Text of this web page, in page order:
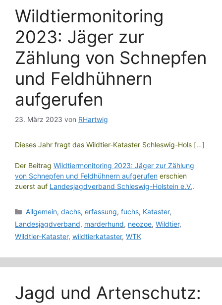
Wildtiermonitoring
2023: Jäger zur
Zählung von Schnepfen
und Feldhühnern
aufgerufen
23. März 2023 von RHartwig
Dieses Jahr fragt das Wildtier-Kataster Schleswig-Hols […]
Der Beitrag Wildtiermonitoring 2023: Jäger zur Zählung
von Schnepfen und Feldhühnern aufgerufen erschien
zuerst auf Landesjagdverband Schleswig-Holstein e.V..
Kategorien
Allgemein,dachs,erfassung,fuchs, Kataster,
Landesjagdverband, marderhund, neozoe, Wildtier,
Wildtier-Kataster, wildtierkataster, WTK
Jagd und Artenschutz: